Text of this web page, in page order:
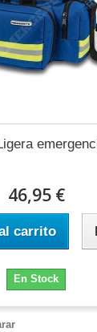
46,95 €
carrito
En Stock